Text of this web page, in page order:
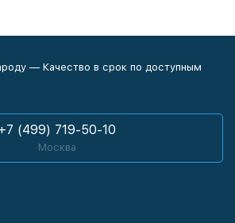
— Качество в срок по доступным
+7 (499) 719-50-10
Москва